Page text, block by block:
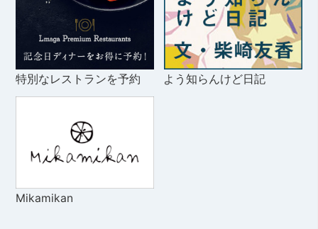
特別なレストランを予約 よう知らんけど日記
Mikamikan